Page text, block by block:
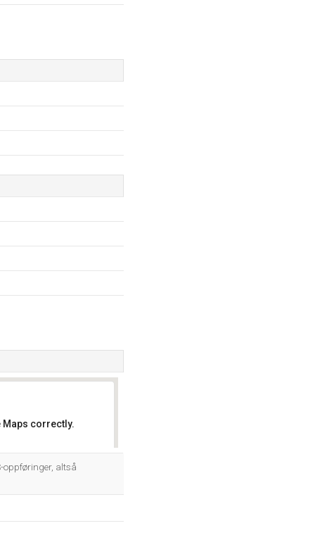
Maps correctly.
oppføringer, altså